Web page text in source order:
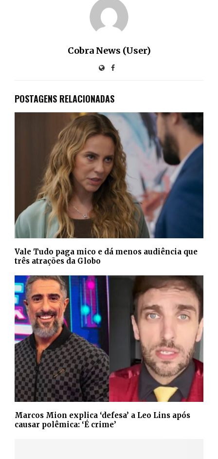
Cobra News (User)
POSTAGENS RELACIONADAS
Vale Tudo paga mico e dá menos audiência que
três atrações da Globo
Marcos Mion explica ‘defesa’ a Leo Lins após
causar polêmica: ‘É crime’